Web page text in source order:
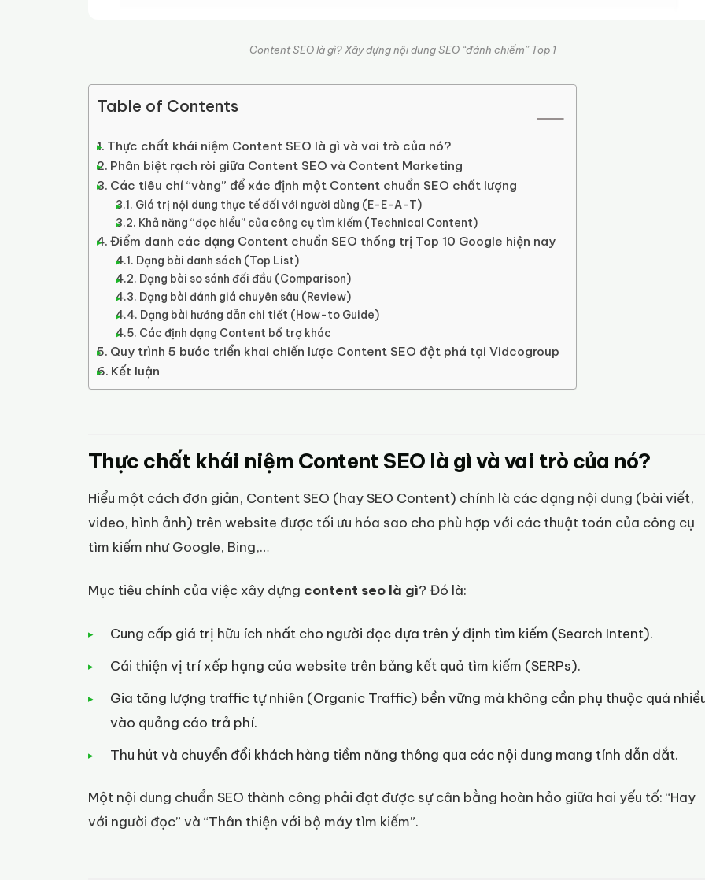
Content SEO là gì? Xây dựng nội dung SEO “đánh chiếm” Top 1
Table of Contents
Thực chất khái niệm Content SEO là gì và vai trò của nó?
Phân biệt rạch ròi giữa Content SEO và Content Marketing
Các tiêu chí “vàng” để xác định một Content chuẩn SEO chất lượng
Giá trị nội dung thực tế đối với người dùng (E-E-A-T)
Khả năng “đọc hiểu” của công cụ tìm kiếm (Technical Content)
Điểm danh các dạng Content chuẩn SEO thống trị Top 10 Google hiện nay
Dạng bài danh sách (Top List)
Dạng bài so sánh đối đầu (Comparison)
Dạng bài đánh giá chuyên sâu (Review)
Dạng bài hướng dẫn chi tiết (How-to Guide)
Các định dạng Content bổ trợ khác
Quy trình 5 bước triển khai chiến lược Content SEO đột phá tại Vidcogroup
Kết luận
Thực chất khái niệm Content SEO là gì và vai trò của nó?
Hiểu một cách đơn giản, Content SEO (hay SEO Content) chính là các dạng nội dung (bài viết,
video, hình ảnh) trên website được tối ưu hóa sao cho phù hợp với các thuật toán của công cụ
tìm kiếm như Google, Bing,…
Mục tiêu chính của việc xây dựng content seo là gì? Đó là:
Cung cấp giá trị hữu ích nhất cho người đọc dựa trên ý định tìm kiếm (Search Intent).
Cải thiện vị trí xếp hạng của website trên bảng kết quả tìm kiếm (SERPs).
Gia tăng lượng traffic tự nhiên (Organic Traffic) bền vững mà không cần phụ thuộc quá
vào quảng cáo trả phí.
Thu hút và chuyển đổi khách hàng tiềm năng thông qua các nội dung mang tính dẫn dắt.
Một nội dung chuẩn SEO thành công phải đạt được sự cân bằng hoàn hảo giữa hai yếu tố: “Hay
với người đọc” và “Thân thiện với bộ máy tìm kiếm”.